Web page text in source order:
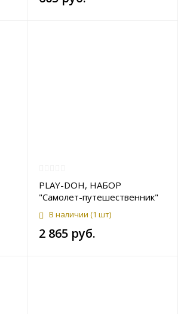
PLAY-DOH, НАБОР
"Самолет-путешественник"
В наличии (1 шт)
2 865 руб.